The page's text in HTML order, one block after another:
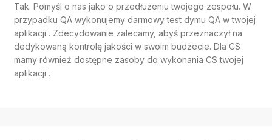
Tak. Pomyśl o nas jako o przedłużeniu twojego zespołu. W
przypadku QA wykonujemy darmowy test dymu QA w twojej
aplikacji . Zdecydowanie zalecamy, abyś przeznaczył na
dedykowaną kontrolę jakości w swoim budżecie. Dla CS
mamy również dostępne zasoby do wykonania CS twojej
aplikacji .